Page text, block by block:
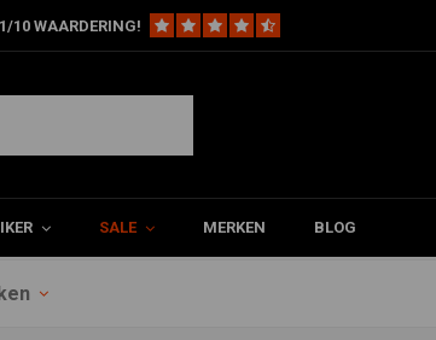
10 WAARDERING!
SALE MERKEN BLOG